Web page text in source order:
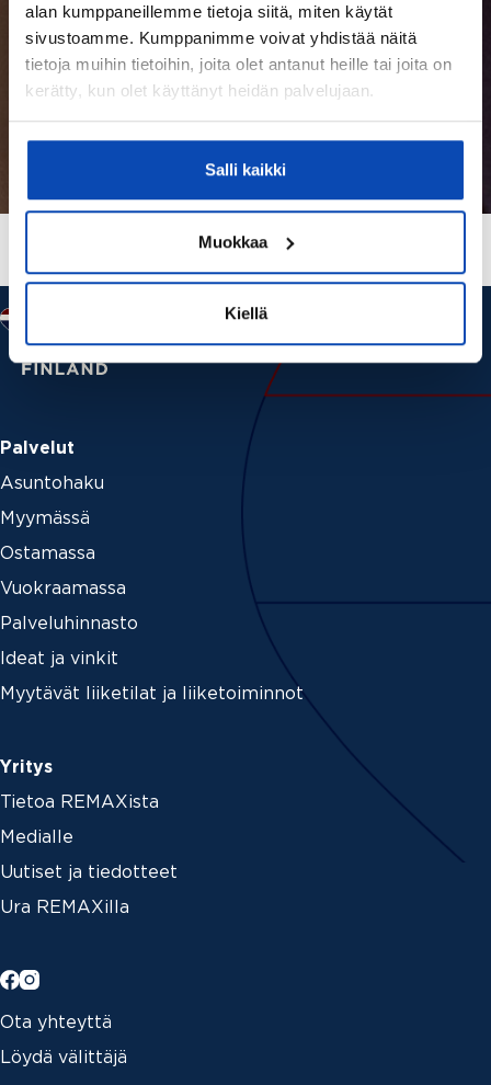
alan kumppaneillemme tietoja siitä, miten käytät
sivustoamme. Kumppanimme voivat yhdistää näitä
tietoja muihin tietoihin, joita olet antanut heille tai joita on
kerätty, kun olet käyttänyt heidän palvelujaan.
Salli kaikki
Muokkaa
Kiellä
Palvelut
Asuntohaku
Myymässä
Ostamassa
Vuokraamassa
Palveluhinnasto
Ideat ja vinkit
Myytävät liiketilat ja liiketoiminnot
Yritys
Tietoa REMAXista
Medialle
Uutiset ja tiedotteet
Ura REMAXilla
Ota yhteyttä
Löydä välittäjä